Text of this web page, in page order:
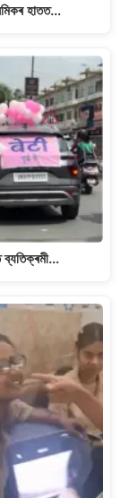
হাতত…
ব্যতিক্ৰমী…